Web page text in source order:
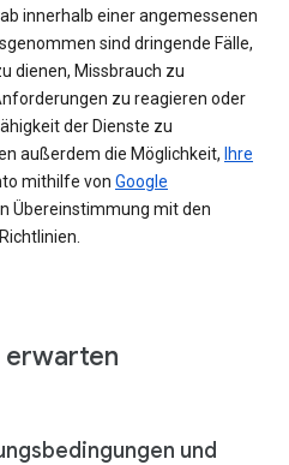
innerhalb einer angemessenen
sind dringende Fälle,
dienen, Missbrauch zu
zu reagieren oder
der Dienste zu
außerdem die Möglichkeit, Ihre
mithilfe von Google
Übereinstimmung mit den
erwarten
und